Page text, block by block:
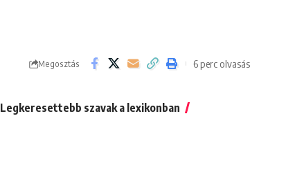
Megosztás 6 perc olvasás
Legkeresettebb szavak a lexikonban